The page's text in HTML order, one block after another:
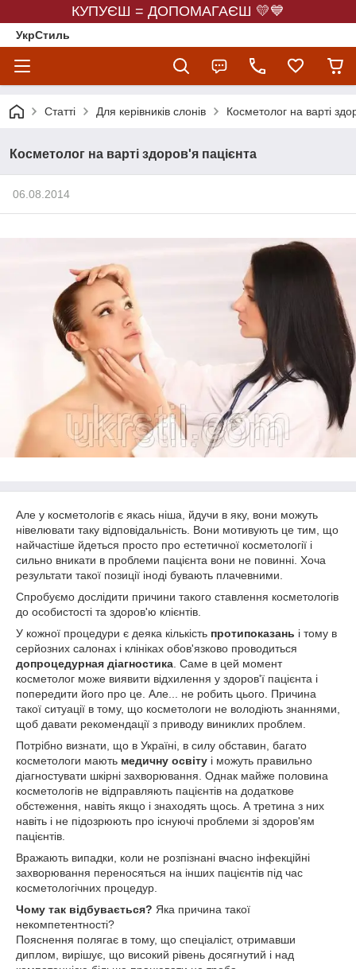
КУПУЄШ = ДОПОМАГАЄШ 💛💙
УкрСтиль
Статті Для керівників слонів Косметолог на варті
Косметолог на варті здоров'я пацієнта
06.08.2014
Але у косметологів є якась ніша, йдучи в яку, вони можуть
нівелювати таку відповідальність. Вони мотивують це тим, що
найчастіше йдеться просто про естетичної косметології і
сильно вникати в проблеми пацієнта вони не повинні. Хоча
результати такої позиції іноді бувають плачевними.
Спробуємо дослідити причини такого ставлення косметологів
до особистості та здоров'ю клієнтів.
У кожної процедури є деяка кількість протипоказань і тому в
серйозних салонах і клініках обов'язково проводиться
допроцедурная діагностика . Саме в цей момент
косметолог може виявити відхилення у здоров'ї пацієнта і
попередити його про це. Але... не робить цього. Причина
такої ситуації в тому, що косметологи не володіють знаннями,
щоб давати рекомендації з приводу виниклих проблем.
Потрібно визнати, що в Україні, в силу обставин, багато
косметологи мають медичну освіту і можуть правильно
діагностувати шкірні захворювання. Однак майже половина
косметологів не відправляють пацієнтів на додаткове
обстеження, навіть якщо і знаходять щось. А третина з них
навіть і не підозрюють про існуючі проблеми зі здоров'ям
пацієнтів.
Вражають випадки, коли не розпізнані вчасно інфекційні
захворювання переносяться на інших пацієнтів під час
косметологічних процедур.
Чому так відбувається? Яка причина такої
некомпетентності?
Пояснення полягає в тому, що спеціаліст, отримавши
диплом, вирішує, що високий рівень досягнутий і над